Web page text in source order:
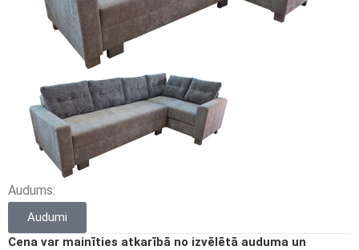
Audums:
Audumi
Cena var mainīties atkarībā no izvēlētā auduma un